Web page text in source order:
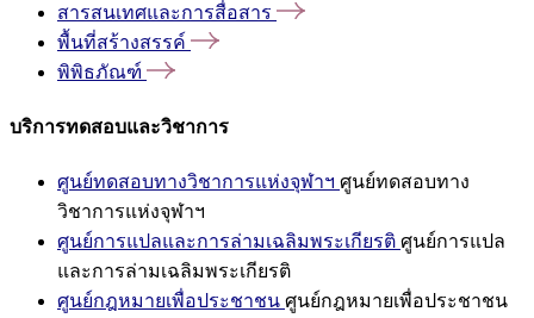
สารสนเทศและการสื่อสาร
พื้นที่สร้างสรรค์
พิพิธภัณฑ์
บริการทดสอบและวิชาการ
ศูนย์ทดสอบทางวิชาการแห่งจุฬาฯ ศูนย์ทดสอบทาง
วิชาการแห่งจุฬาฯ
ศูนย์การแปลและการล่ามเฉลิมพระเกียรติ ศูนย์การแปล
และการล่ามเฉลิมพระเกียรติ
ศูนย์กฎหมายเพื่อประชาชน ศูนย์กฎหมายเพื่อประชาชน